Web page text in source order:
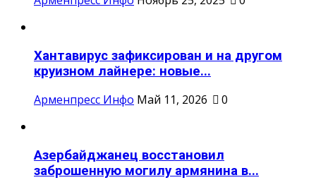
Хантавирус зафиксирован и на другом
круизном лайнере: новые...
Арменпресс Инфо Май 11, 2026 0
Азербайджанец восстановил
заброшенную могилу армянина в...